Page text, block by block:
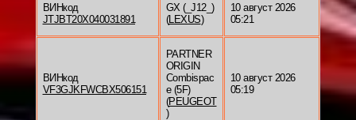
ВИНкод
JTJBT20X040031891
GX (_J12_)
(LEXUS)
10 август 2026
05:21
ВИНкод
VF3GJKFWCBX506151
PARTNER
ORIGIN
Combispac
e (5F)
(PEUGEOT
)
10 август 2026
05:19